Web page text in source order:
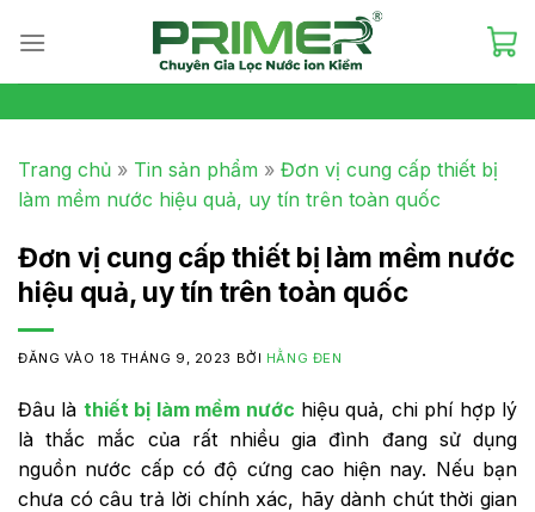
Trang chủ » Tin sản phẩm » Đơn vị cung cấp thiết bị
làm mềm nước hiệu quả, uy tín trên toàn quốc
Đơn vị cung cấp thiết bị làm mềm nước
hiệu quả, uy tín trên toàn quốc
ĐĂNG VÀO 18 THÁNG 9, 2023 BỞI HẰNG ĐEN
Đâu là thiết bị làm mềm nước hiệu quả, chi phí hợp lý
là thắc mắc của rất nhiều gia đình đang sử dụng
nguồn nước cấp có độ cứng cao hiện nay. Nếu bạn
chưa có câu trả lời chính xác, hãy dành chút thời gian